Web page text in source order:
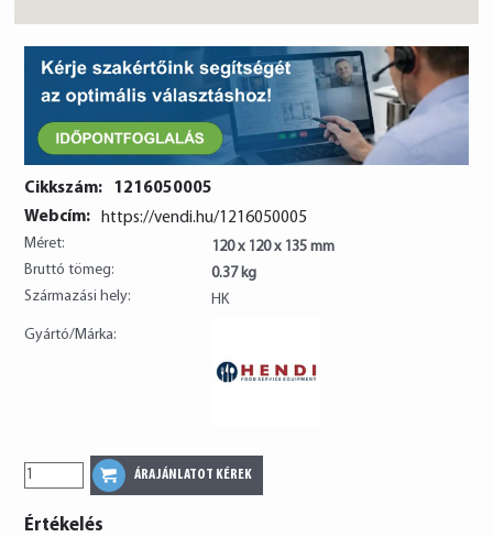
Cikkszám:
1216050005
Webcím:
https://vendi.hu/1216050005
Méret:
120 x 120 x 135 mm
Bruttó tömeg:
0.37 kg
Származási hely:
HK
Gyártó/Márka:
Értékelés